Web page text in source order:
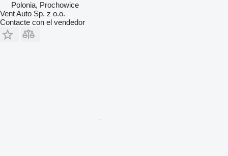
Polonia, Prochowice
Vent Auto Sp. z o.o.
Contacte con el vendedor